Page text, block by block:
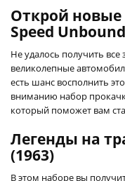
Открой новые
Speed
Не удалось получить
великолепные
есть шанс восполнить
вниманию набор
который поможет вам
Легенды на
(1963)
В этом наборе вы